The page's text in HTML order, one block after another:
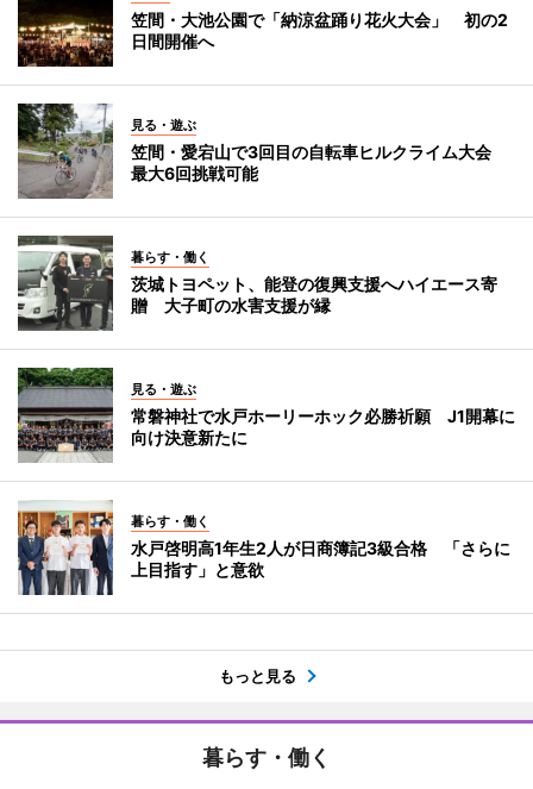
笠間・大池公園で「納涼盆踊り花火大会」 初の2
日間開催へ
見る・遊ぶ
笠間・愛宕山で3回目の自転車ヒルクライム大会
最大6回挑戦可能
暮らす・働く
茨城トヨペット、能登の復興支援へハイエース寄
贈 大子町の水害支援が縁
見る・遊ぶ
常磐神社で水戸ホーリーホック必勝祈願 J1開幕に
向け決意新たに
暮らす・働く
水戸啓明高1年生2人が日商簿記3級合格 「さらに
上目指す」と意欲
もっと見る
暮らす・働く